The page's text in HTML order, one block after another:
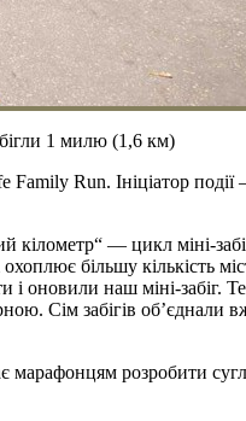
1 милю (1,6 км)
Run. Ініціатор події
— цикл міні-
більшу кількість
і оновили наш міні-забіг.
Сім забігів об’єднали
марафонцям розробити